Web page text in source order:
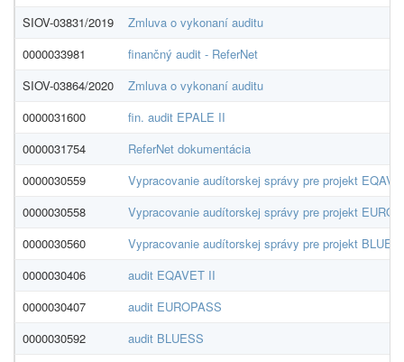
SIOV-03831/2019
Zmluva o vykonaní auditu
0000033981
finančný audit - ReferNet
SIOV-03864/2020
Zmluva o vykonaní auditu
0000031600
fin. audit EPALE II
0000031754
ReferNet dokumentácia
0000030559
Vypracovanie audítorskej správy pre projekt
0000030558
Vypracovanie audítorskej správy pre projekt
0000030560
Vypracovanie audítorskej správy pre projekt
0000030406
audit EQAVET II
0000030407
audit EUROPASS
0000030592
audit BLUESS